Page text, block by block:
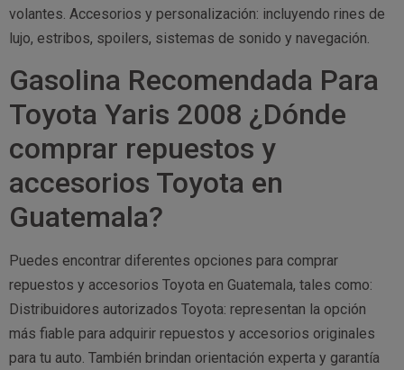
volantes. Accesorios y personalización: incluyendo rines de
lujo, estribos, spoilers, sistemas de sonido y navegación.
Gasolina Recomendada Para
Toyota Yaris 2008 ¿Dónde
comprar repuestos y
accesorios Toyota en
Guatemala?
Puedes encontrar diferentes opciones para comprar
repuestos y accesorios Toyota en Guatemala, tales como:
Distribuidores autorizados Toyota: representan la opción
más fiable para adquirir repuestos y accesorios originales
para tu auto. También brindan orientación experta y garantía